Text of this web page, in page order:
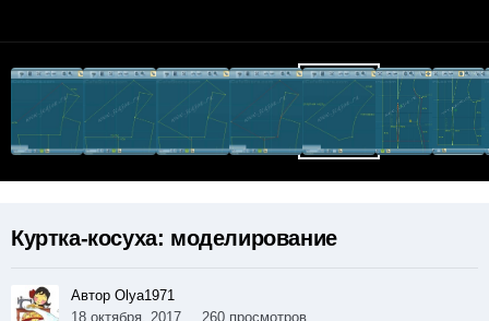
Куртка-косуха: моделирование
Автор Olya1971
18 октября, 2017
260 просмотров